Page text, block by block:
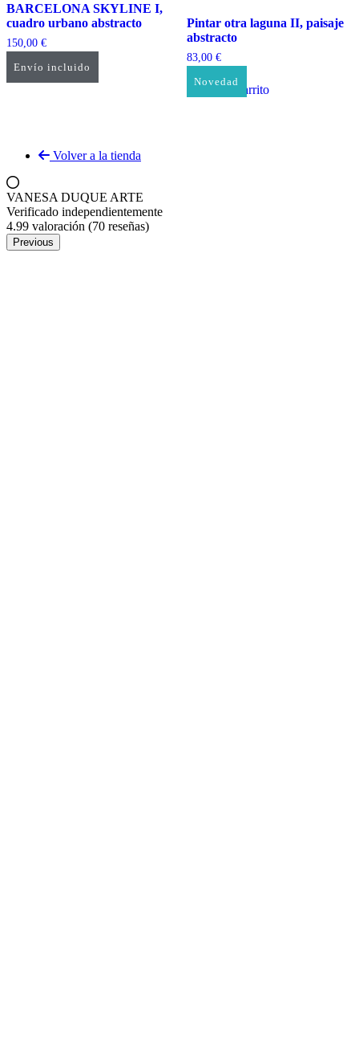
Envío incluido
BARCELONA SKYLINE I,
cuadro urbano abstracto
150,00 €
Añadir al carrito Novedad
Pintar otra laguna II, paisaje
abstracto
83,00 €
Añadir al carrito
Volver a la tienda
VANESA DUQUE ARTE
Verificado independientemente
4.99 valoración (70 reseñas)
Previous